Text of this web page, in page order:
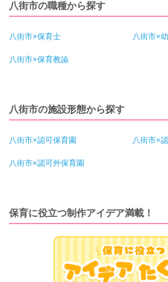
八街市の職種から探す
八街市×保育士 八街市×
八街市×保育教諭
八街市の施設形態から探す
八街市×認可保育園 八街市×
八街市×認可外保育園
保育に役立つ制作アイデア満載！